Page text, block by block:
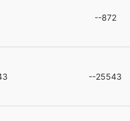
--872
--25543